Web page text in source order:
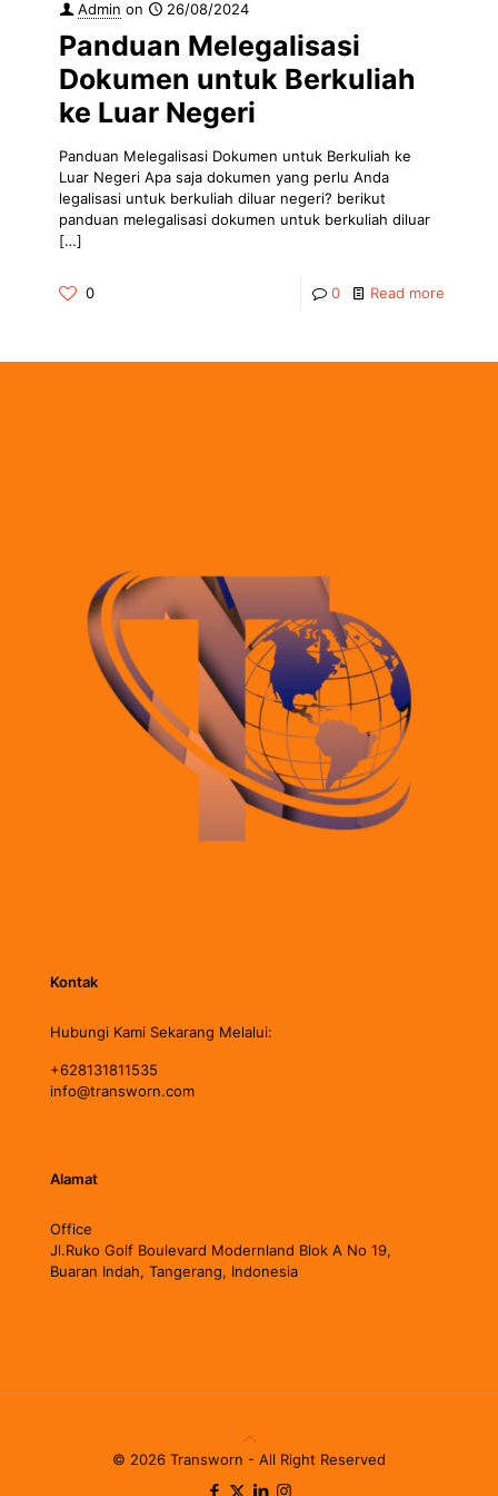
Admin on 26/08/2024
Panduan Melegalisasi
Dokumen untuk Berkuliah
ke Luar Negeri
Panduan Melegalisasi Dokumen untuk Berkuliah ke
Luar Negeri Apa saja dokumen yang perlu Anda
legalisasi untuk berkuliah diluar negeri? berikut
panduan melegalisasi dokumen untuk berkuliah diluar
[…]
0 0 Read more
Kontak
Hubungi Kami Sekarang Melalui:
+628131811535
info@transworn.com
Alamat
Office
Jl.Ruko Golf Boulevard Modernland Blok A No 19,
Buaran Indah, Tangerang, Indonesia
© 2026 Transworn - All Right Reserved